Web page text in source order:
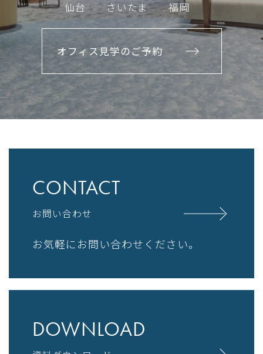
仙台
さいたま 福岡
オフィス見学のご予約
CONTACT
お問い合わせ
お気軽にお問い合わせください。
DOWNLOAD